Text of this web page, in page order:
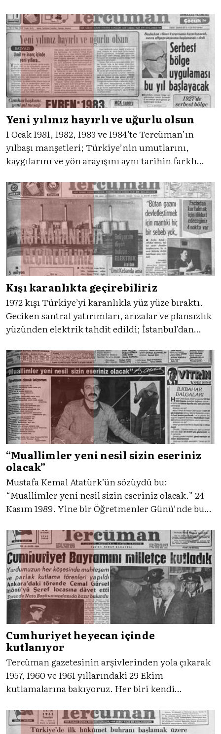
pazarlıklarını ve 4 partili kabinenin ilanını gün
gün kayda geçirdi.
Yeni yılınız hayırlı ve uğurlu olsun
1 Ocak 1981, 1982, 1983 ve 1984’te Tercüman’ın
yılbaşı manşetleri; Türkiye’nin umutlarını,
kaygılarını ve yön arayışını aynı tarihin farklı
ruhunu Tercüman'ın sayfalarından birlikte
okuyalım.
Kışı karanlıkta geçirebiliriz
1972 kışı Türkiye’yi karanlıkla yüz yüze bıraktı.
Geciken santral yatırımları, arızalar ve plansızlık
yüzünden elektrik tahdit edildi; İstanbul’dan
Karanlık yalnız sokakları değil kalkınma
hayallerini de sardı. O günlere Tercüman
eşliğinde birlikte dönüyoruz.
“Muallimler yeni nesil sizin eseriniz
olacak”
Mustafa Kemal Atatürk’ün sözüydü bu:
“Muallimler yeni nesil sizin eseriniz olacak.” 24
Kasım 1989. Yine bir Öğretmenler Günü’nde bu
ulvî görevleri topluma hatırlatılmıştı. Peki, o
tarihte öğretmenler ne yaşıyordu? O güne
Tercüman ile dönüyoruz şimdi.
Cumhuriyet heyecan içinde
kutlanıyor
Tercüman gazetesinin arşivlerinden yola çıkarak
1957, 1960 ve 1961 yıllarındaki 29 Ekim
kutlamalarına bakıyoruz. Her biri kendi
bayramlar, Cumhuriyet’in anlamının ve halkla
kurduğu bağın nasıl değiştiğini gösteriyor.